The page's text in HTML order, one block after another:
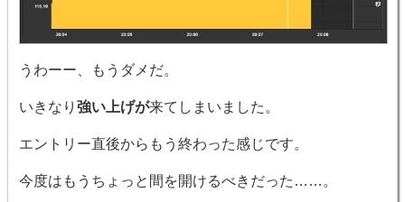
うわーー、もうダメだ。
いきなり 強い上げが来てしまいました。
エントリー直後からもう終わった感じです。
今度はもうちょっと間を開けるべきだった……。